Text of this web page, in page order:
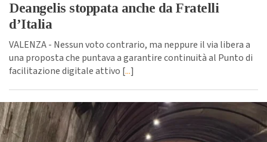
Deangelis stoppata anche da Fratelli
d’Italia
VALENZA - Nessun voto contrario, ma neppure il via libera a
una proposta che puntava a garantire continuità al Punto di
facilitazione digitale attivo [...]